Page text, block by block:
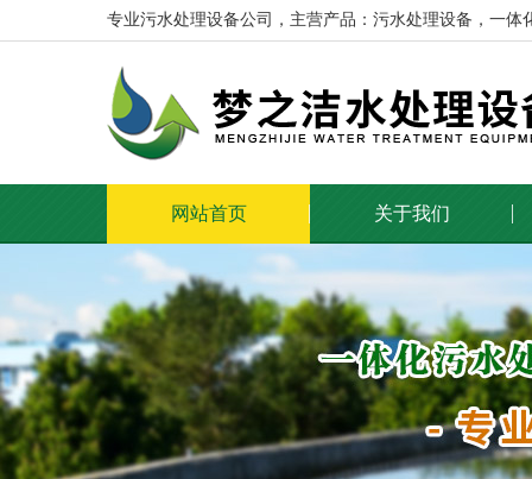
专业污水处理设备公司，主营产品：污水处理设备，一
网站首页 关于我们